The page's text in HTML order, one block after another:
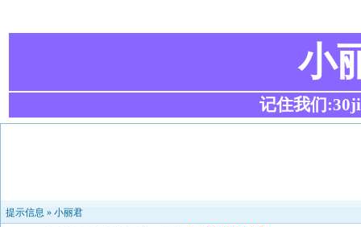
小
记住我们
提示信息 » 小丽君